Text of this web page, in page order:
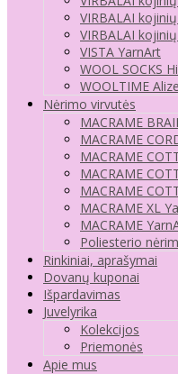
VIRBALAI
VIRBALAI
VISTA YarnArt
WOOL SOCKS
WOOLTIME Alize
Nėrimo virvutės
MACRAME
MACRAME
MACRAME
MACRAME
MACRAME
MACRAME XL
MACRAME
Poliesterio
Rinkiniai, aprašymai
Dovanų kuponai
Išpardavimas
Juvelyrika
Kolekcijos
Priemonės
Apie mus